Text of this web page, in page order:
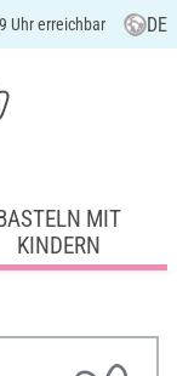
Uhr erreichbar DE
MIT
KINDERN